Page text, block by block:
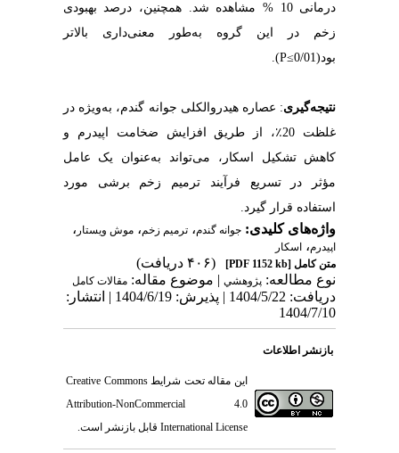
درمانی 10 %
مشاهده شد. همچنین، درصد بهبودی
زخم در این گروه به‌طور معنی‌داری بالاتر
بود(0/01
P≤
).
نتیجه‌گیری: عصاره هیدروالکلی جوانه گندم، به‌ویژه در
غلظت 20
٪، از طریق افزایش ضخامت اپیدرم و
کاهش تشکیل اسکار، می‌تواند به‌عنوان یک عامل
مؤثر در تسریع فرآیند ترمیم زخم برشی مورد
استفاده قرار گیرد.
واژه‌های کلیدی: جوانه گندم، ترمیم زخم، موش ویستار ،
اپیدرم،
اسکار
متن کامل[PDF 1152 kb]
(۴۰۶ دریافت)
نوع مطالعه: پژوهشي| موضوع مقاله: مقالات کامل
دریافت: 1404/5/22 | پذیرش: 1404/6/19 | انتشار:
1404/7/10
بازنشر اطلاعات
این مقاله تحت شرایطCreative Commons
Attribution-NonCommercial 4.0
International License قابل بازنشر است.